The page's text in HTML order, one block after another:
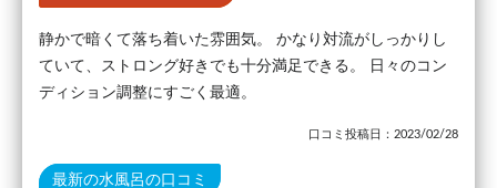
静かで暗くて落ち着いた雰囲気。 かなり対流がしっかりし
ていて、ストロング好きでも十分満足できる。 日々のコン
ディション調整にすごく最適。
口コミ投稿日：2023/02/28
最新の水風呂の口コミ